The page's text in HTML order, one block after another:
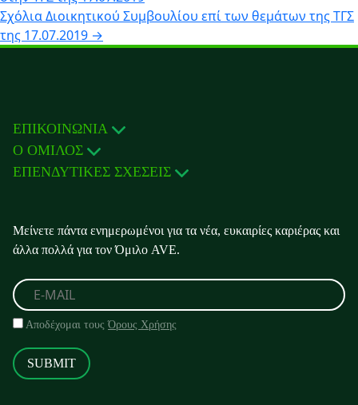
Σχόλια Διοικητικού Συμβουλίου επί των θεμάτων της ΤΓΣ
της 17.07.2019 →
ΕΠΙΚΟΙΝΩΝΙΑ
Ο ΟΜΙΛΟΣ
ΕΠΕΝΔΥΤΙΚΕΣ ΣΧΕΣΕΙΣ
Μείνετε πάντα ενημερωμένοι για τα νέα, ευκαιρίες καριέρας και
άλλα πολλά για τον Όμιλο AVE.
Αποδέχομαι τουςΌρους Χρήσης
SUBMIT